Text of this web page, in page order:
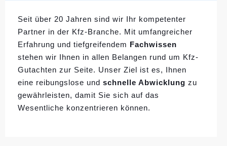
Seit über 20 Jahren sind wir Ihr kompetenter
Partner in der Kfz-Branche. Mit umfangreicher
Erfahrung und tiefgreifendem Fachwissen
stehen wir Ihnen in allen Belangen rund um Kfz-
Gutachten zur Seite. Unser Ziel ist es, Ihnen
eine reibungslose und schnelle Abwicklung zu
gewährleisten, damit Sie sich auf das
Wesentliche konzentrieren können.